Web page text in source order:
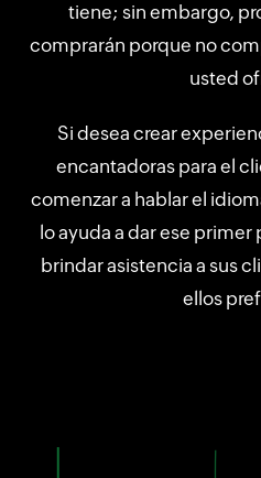
tiene; sin embargo,
comprarán porque no
usted
Si desea crear
encantadoras para el
comenzar a hablar el
lo ayuda a dar ese
brindar asistencia a sus
ellos